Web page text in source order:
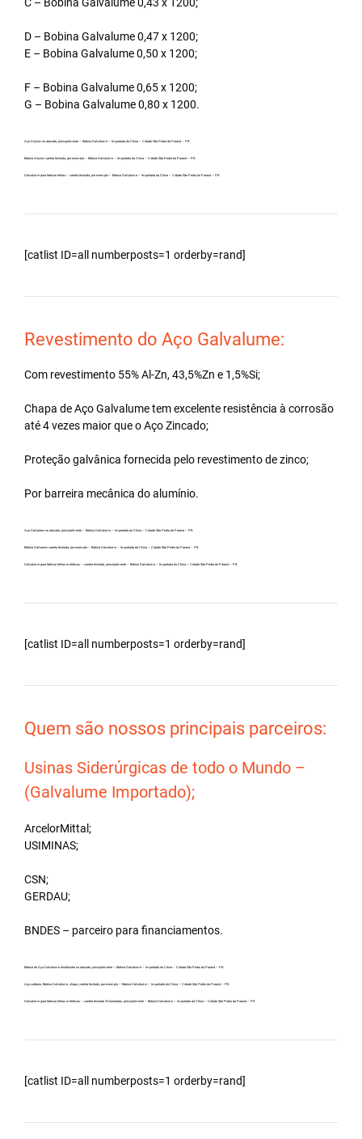
D – Bobina Galvalume 0,47 x 1200;
E – Bobina Galvalume 0,50 x 1200;
F – Bobina Galvalume 0,65 x 1200;
G – Bobina Galvalume 0,80 x 1200.
Aço Aluzinc no atacado, principalmente – Bobina Galvalume – Importada da China – Cidade São Pedro do Paraná – PR.
Bobina Aluzinc carreta fechada, por exemplo – Bobina Galvalume – Importada da China – Cidade São Pedro do Paraná – PR.
Galvalume para fabricar telhas – carreta fechada, por exemplo – Bobina Galvalume – Importada da China – Cidade São Pedro do Paraná – PR.
[catlist ID=all numberposts=1 orderby=rand]
Revestimento do Aço Galvalume:
Com revestimento 55% Al-Zn, 43,5%Zn e 1,5%Si;
Chapa de Aço Galvalume tem excelente resistência à corrosão
até 4 vezes maior que o Aço Zincado;
Proteção galvânica fornecida pelo revestimento de zinco;
Por barreira mecânica do alumínio.
Aço Galvanew no atacado, principalmente – Bobina Galvalume – Importada da China – Cidade São Pedro do Paraná – PR.
Bobina Galvanew carreta fechada, por exemplo – Bobina Galvalume – Importada da China – Cidade São Pedro do Paraná – PR.
Galvalume para fabricar telhas metálicas – carreta fechada, principalmente – Bobina Galvalume – Importada da China – Cidade São Pedro do Paraná – PR.
[catlist ID=all numberposts=1 orderby=rand]
Quem são nossos principais parceiros:
Usinas Siderúrgicas de todo o Mundo –
(Galvalume Importado);
ArcelorMittal;
USIMINAS;
CSN;
GERDAU;
BNDES – parceiro para financiamentos.
Bobina de Aço Galvalume distribuidor no atacado, principalmente – Bobina Galvalume – Importada da China – Cidade São Pedro do Paraná – PR.
Aço carbono, Bobina Galvalume, chapa, carreta fechada, por exemplo – Bobina Galvalume – Importada da China – Cidade São Pedro do Paraná – PR.
Galvalume para fabricar telhas metálicas – carreta fechada 32 toneladas, principalmente – Bobina Galvalume – Importada da China – Cidade São Pedro do Paraná – PR.
[catlist ID=all numberposts=1 orderby=rand]